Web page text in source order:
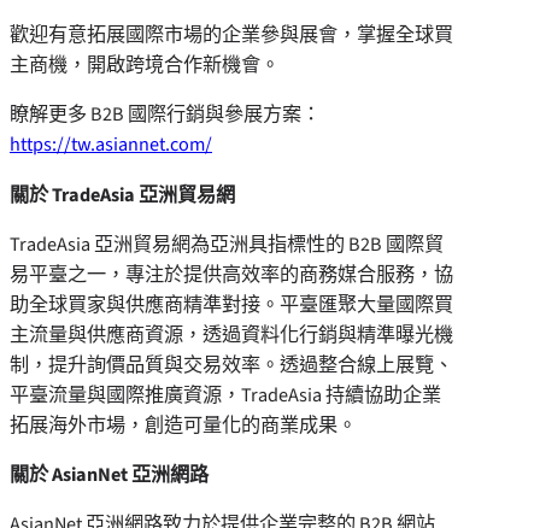
歡迎有意拓展國際市場的企業參與展會，掌握全球買
主商機，開啟跨境合作新機會。
瞭解更多 B2B 國際行銷與參展方案：
https://tw.asiannet.com/
關於TradeAsia亞洲貿易網
TradeAsia 亞洲貿易網為亞洲具指標性的 B2B 國際貿
易平臺之一，專注於提供高效率的商務媒合服務，協
助全球買家與供應商精準對接。平臺匯聚大量國際買
主流量與供應商資源，透過資料化行銷與精準曝光機
制，提升詢價品質與交易效率。透過整合線上展覽、
平臺流量與國際推廣資源，TradeAsia 持續協助企業
拓展海外市場，創造可量化的商業成果。
關於AsianNet亞洲網路